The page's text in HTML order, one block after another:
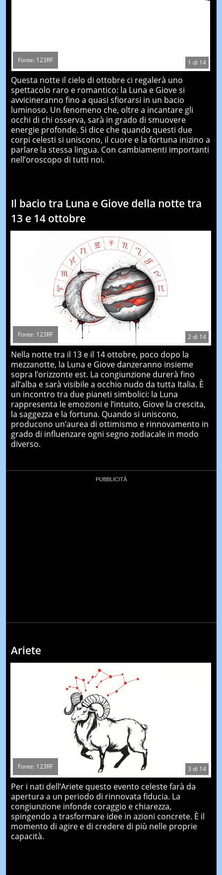
1 di 14
Fonte: 123RF
Questa notte il cielo di ottobre ci regalerà uno
spettacolo raro e romantico: la Luna e Giove si
avvicineranno fino a quasi sfiorarsi in un bacio
luminoso. Un fenomeno che, oltre a incantare gli
occhi di chi osserva, sarà in grado di smuovere
energie profonde. Si dice che quando questi due
corpi celesti si uniscono, il cuore e la fortuna inizino a
parlare la stessa lingua. Con cambiamenti importanti
nell’oroscopo di tutti noi.
Il bacio tra Luna e Giove della notte tra
13 e 14 ottobre
2di 14
Fonte: 123RF
Nella notte tra il 13 e il 14 ottobre, poco dopo la
mezzanotte, la Luna e Giove danzeranno insieme
sopra l’orizzonte est. La congiunzione durerà fino
all’alba e sarà visibile a occhio nudo da tutta Italia. È
un incontro tra due pianeti simbolici: la Luna
rappresenta le emozioni e l’intuito, Giove la crescita,
la saggezza e la fortuna. Quando si uniscono,
producono un’aurea di ottimismo e rinnovamento in
grado di influenzare ogni segno zodiacale in modo
diverso.
Ariete
3 di 14
Fonte: 123RF
Per i nati dell’Ariete questo evento celeste farà da
apertura a un periodo di rinnovata fiducia. La
congiunzione infonde coraggio e chiarezza,
spingendo a trasformare idee in azioni concrete. È il
momento di agire e di credere di più nelle proprie
capacità.